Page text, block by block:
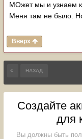
МОжет мы и узнаем
Меня там не было. Но
Вверх
НАЗАД
Создайте
для
Вы должны быть